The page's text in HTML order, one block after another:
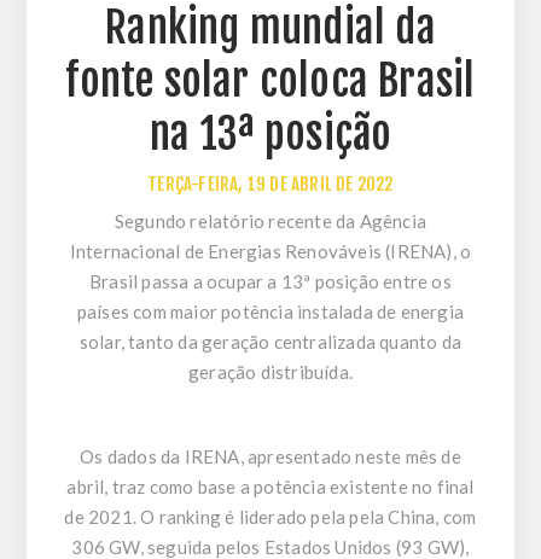
Ranking mundial da
fonte solar coloca Brasil
na 13ª posição
TERÇA-FEIRA, 19 DE ABRIL DE 2022
Segundo relatório recente da Agência
Internacional de Energias Renováveis (IRENA), o
Brasil passa a ocupar a 13ª posição entre os
países com maior potência instalada de energia
solar, tanto da geração centralizada quanto da
geração distribuída.
Os dados da IRENA, apresentado neste mês de
abril, traz como base a potência existente no final
de 2021. O ranking é liderado pela pela China, com
306 GW, seguida pelos Estados Unidos (93 GW),